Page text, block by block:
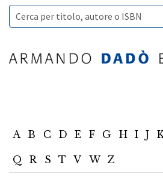
A B C D E F G H I J
Q R S T V W Z